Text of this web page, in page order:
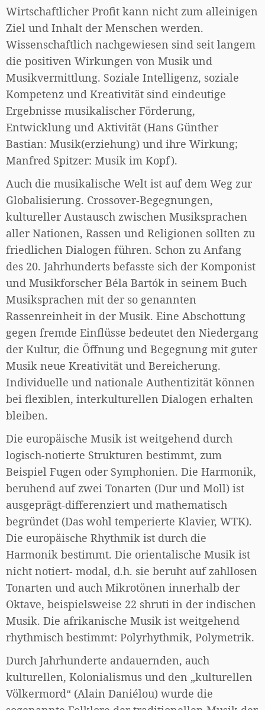
Wirtschaftlicher Profit kann nicht zum alleinigen
Ziel und Inhalt der Menschen werden.
Wissenschaftlich nachgewiesen sind seit langem
die positiven Wirkungen von Musik und
Musikvermittlung. Soziale Intelligenz, soziale
Kompetenz und Kreativität sind eindeutige
Ergebnisse musikalischer Förderung,
Entwicklung und Aktivität (Hans Günther
Bastian: Musik(erziehung) und ihre Wirkung;
Manfred Spitzer: Musik im Kopf).
Auch die musikalische Welt ist auf dem Weg zur
Globalisierung. Crossover-Begegnungen,
kultureller Austausch zwischen Musiksprachen
aller Nationen, Rassen und Religionen sollten zu
friedlichen Dialogen führen. Schon zu Anfang
des 20. Jahrhunderts befasste sich der Komponist
und Musikforscher Béla Bartók in seinem Buch
Musiksprachen mit der so genannten
Rassenreinheit in der Musik. Eine Abschottung
gegen fremde Einflüsse bedeutet den Niedergang
der Kultur, die Öffnung und Begegnung mit guter
Musik neue Kreativität und Bereicherung.
Individuelle und nationale Authentizität können
bei flexiblen, interkulturellen Dialogen erhalten
bleiben.
Die europäische Musik ist weitgehend durch
logisch-notierte Strukturen bestimmt, zum
Beispiel Fugen oder Symphonien. Die Harmonik,
beruhend auf zwei Tonarten (Dur und Moll) ist
ausgeprägt-differenziert und mathematisch
begründet (Das wohl temperierte Klavier, WTK).
Die europäische Rhythmik ist durch die
Harmonik bestimmt. Die orientalische Musik ist
nicht notiert- modal, d.h. sie beruht auf zahllosen
Tonarten und auch Mikrotönen innerhalb der
Oktave, beispielsweise 22 shruti in der indischen
Musik. Die afrikanische Musik ist weitgehend
rhythmisch bestimmt: Polyrhythmik, Polymetrik.
Durch Jahrhunderte andauernden, auch
kulturellen, Kolonialismus und den „kulturellen
Völkermord“ (Alain Daniélou) wurde die